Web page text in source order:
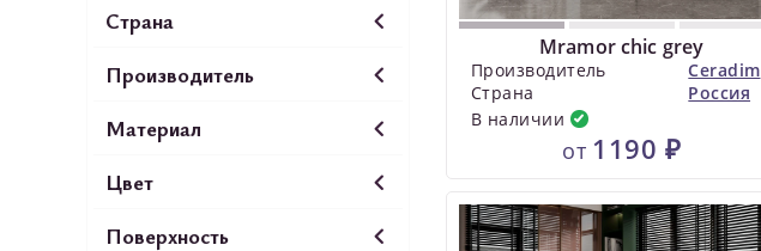
Страна
Производитель
Материал
Цвет
Поверхность
Mramor chic grey
Производитель
Ceradim
Страна
Россия
В наличии
от 1190 ₽